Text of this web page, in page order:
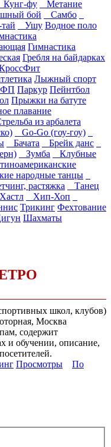
Кунг-фу
Метание
бой
Самбо
Ушу Водное поло
Гимнастика
Гребля на байдарках
Лыжный спорт
Паркур Пейнтбол
Прыжки на батуте
плавание
из арбалета
Go-Go (гоу-гоу)
Бачата
Брейк данс
Зумба
Клубные
народные танцы
растяжка
Танец
Хип-Хоп
Трикинг Фехтование
Шахматы
школ, клубов)
Москва
содержит
и обучении, описание,
Просмотры
По